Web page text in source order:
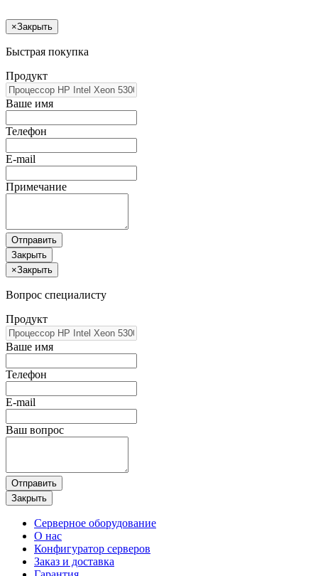
×Закрыть
Быстрая покупка
Продукт
Ваше имя
Телефон
E-mail
Примечание
Отправить
Закрыть
×Закрыть
Вопрос специалисту
Продукт
Ваше имя
Телефон
E-mail
Ваш вопрос
Отправить
Закрыть
Серверное оборудование
О нас
Конфигуратор серверов
Заказ и доставка